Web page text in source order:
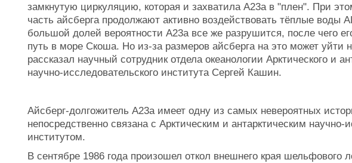
замкнутую циркуляцию, которая и захватила А23а в "плен". При
часть айсберга продолжают активно воздействовать тёплые воды
большой долей вероятности А23а все же разрушится, после чего
путь в море Скоша. Но из-за размеров айсберга на это может уйти
рассказал научный сотрудник отдела океанологии Арктического и
научно-исследовательского института Сергей Кашин.
Айсберг-долгожитель А23а имеет одну из самых невероятных
непосредственно связана с Арктическим и антарктическим научно-
институтом.
В сентябре 1986 года произошел откол внешнего края шельфового